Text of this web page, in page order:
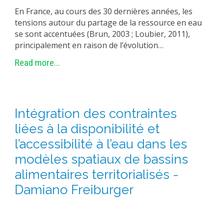
En France, au cours des 30 dernières années, les
tensions autour du partage de la ressource en eau
se sont accentuées (Brun, 2003 ; Loubier, 2011),
principalement en raison de l’évolution…
Read more...
Intégration des contraintes
liées à la disponibilité et
l’accessibilité à l’eau dans les
modèles spatiaux de bassins
alimentaires territorialisés -
Damiano Freiburger